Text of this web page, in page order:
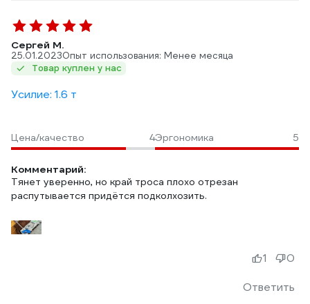
Сергей М.
25.01.2023Опыт использования: Менее месяца
Товар куплен у нас
Усилие: 1.6 т
Цена/качество 4Эргономика 5
Комментарий:
Тянет уверенно, но край троса плохо отрезан
распутывается придётся подколхозить.
Ответить
1 0